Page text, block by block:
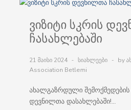
ვიზიტი სკრის
ჩასახლებაში
21 მაისი 2024 სიახლეები
by
Association Betlemi
ახალგაზრდული
დევნილთა დასახლებაში!...